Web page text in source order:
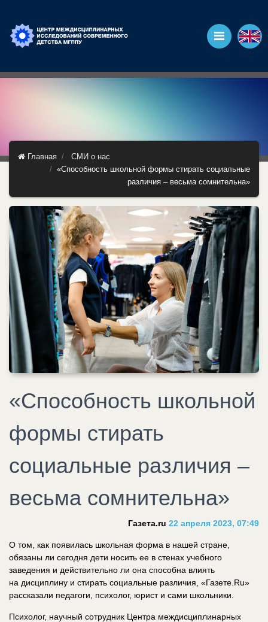
Главная
СМИ о нас
«Способность школьной формы стирать социальные
различия – весьма сомнительна»
«Способность школьной
формы стирать
социальные различия –
весьма сомнительна»
Газета.ru 22 апреля 2023, 07:49
О том, как появилась школьная форма в нашей стране,
обязаны ли сегодня дети носить ее в стенах учебного
заведения и действительно ли она способна влиять
на дисциплину и стирать социальные различия, «Газете.Ru»
рассказали педагоги, психолог, юрист и сами школьники.
Психолог, научный сотрудник Центра междисциплинарных